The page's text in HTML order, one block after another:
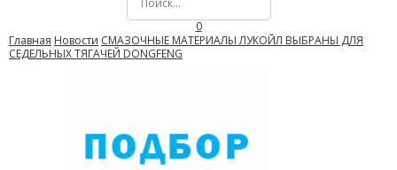
0
Главная Новости СМАЗОЧНЫЕ МАТЕРИАЛЫ ЛУКОЙЛ ВЫБРАНЫ ДЛЯ
CЕДЕЛЬНЫХ ТЯГАЧЕЙ DONGFENG